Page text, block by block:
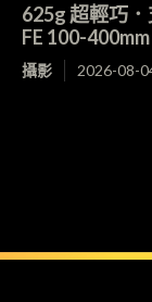
625g 超輕巧
FE 100-
攝影 2026-08-